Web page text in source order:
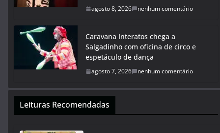
agosto 8, 2026 nenhum comentário
Caravana Interatos chega a
Salgadinho com oficina de circo e
espetáculo de dança
agosto 7, 2026 nenhum comentário
Leituras Recomendadas